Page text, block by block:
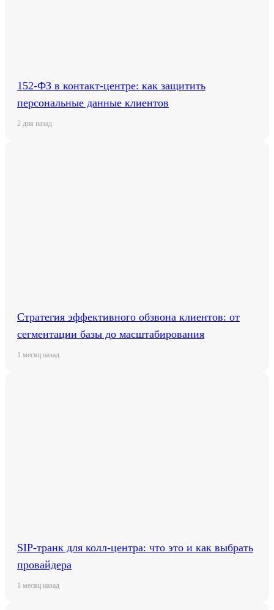
152-ФЗ в контакт-центре: как защитить
персональные данные клиентов
2 дня назад
Стратегия эффективного обзвона клиентов: от
сегментации базы до масштабирования
1 месяц назад
SIP-транк для колл-центра: что это и как выбрать
провайдера
1 месяц назад